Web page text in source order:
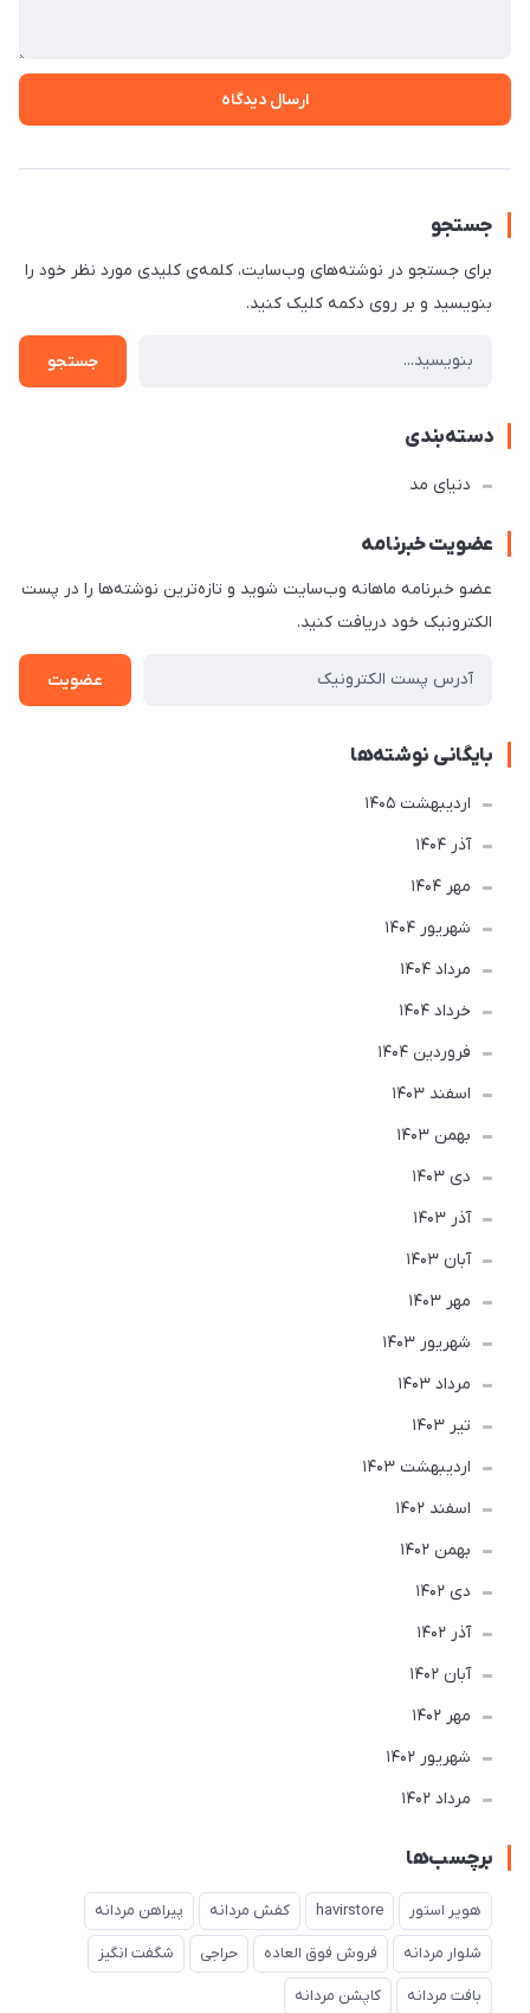
ارسال دیدگاه
جستجو
برای جستجو در نوشته‌های وب‌سایت، کلمه‌ی کلیدی مورد نظر خود را
بنویسید و بر روی دکمه کلیک کنید.
جستجو
دسته‌بندی
دنیای مد
عضویت خبرنامه
عضو خبرنامه ماهانه وب‌سایت شوید و تازه‌ترین نوشته‌ها را در پست
الکترونیک خود دریافت کنید.
عضویت
بایگانی نوشته‌ها
ارديبهشت 1405
آذر 1404
مهر 1404
شهریور 1404
مرداد 1404
خرداد 1404
فروردین 1404
اسفند 1403
بهمن 1403
دی 1403
آذر 1403
آبان 1403
مهر 1403
شهریور 1403
مرداد 1403
تير 1403
ارديبهشت 1403
اسفند 1402
بهمن 1402
دی 1402
آذر 1402
آبان 1402
مهر 1402
شهریور 1402
مرداد 1402
برچسب‌ها
هویر استور havirstore کفش مردانه پیراهن مردانه
شلوار مردانه فروش فوق العاده حراجی شگفت انگیز
بافت مردانه کاپشن مردانه